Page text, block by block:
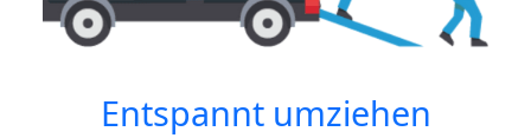
Entspannt umziehen